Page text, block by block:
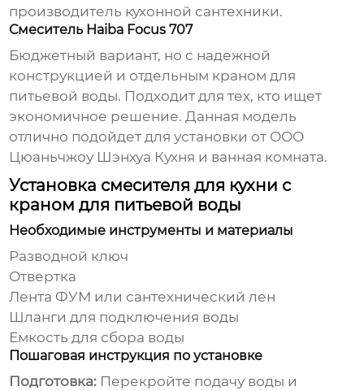
производитель кухонной сантехники.
Смеситель Haiba Focus 707
Бюджетный вариант, но с надежной
конструкцией и отдельным краном для
питьевой воды. Подходит для тех, кто ищет
экономичное решение. Данная модель
отлично подойдет для установки от ООО
Цюаньчжоу Шэнхуа Кухня и ванная комната.
Установка смесителя для кухни с
краном для питьевой воды
Необходимые инструменты и материалы
Разводной ключ
Отвертка
Лента ФУМ или сантехнический лен
Шланги для подключения воды
Емкость для сбора воды
Пошаговая инструкция по установке
Подготовка: Перекройте подачу воды и